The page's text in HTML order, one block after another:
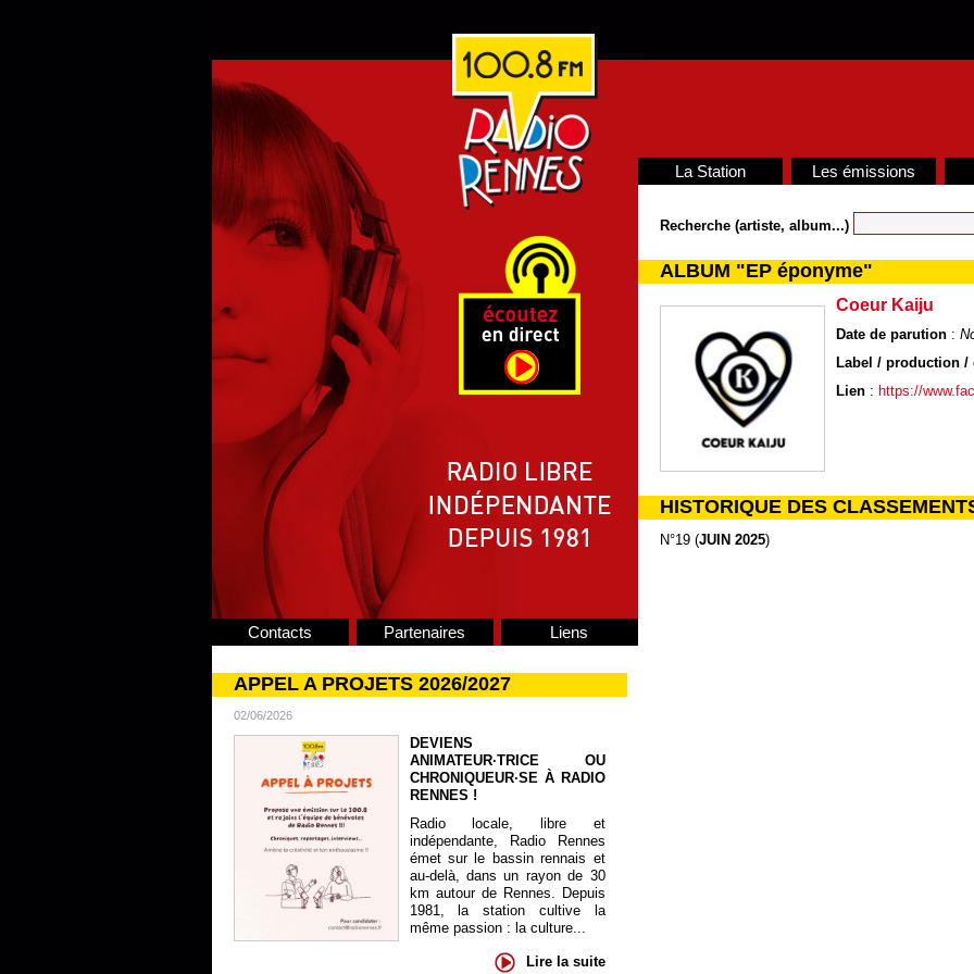
Contacts Partenaires Liens
APPEL A PROJETS 2026/2027
02/06/2026
DEVIENS
ANIMATEUR·TRICE OU
CHRONIQUEUR·SE À RADIO
RENNES !
Radio locale, libre et
indépendante, Radio Rennes
émet sur le bassin rennais et
au-delà, dans un rayon de 30
km autour de Rennes. Depuis
1981, la station cultive la
même passion : la culture...
Lire la suite
La Station Les émissions
Recherche (artiste, album...)
ALBUM "EP éponyme"
Coeur Kaiju
Date de parution:
Label / production
Lien: https://
HISTORIQUE DES
N°19 (JUIN 2025)